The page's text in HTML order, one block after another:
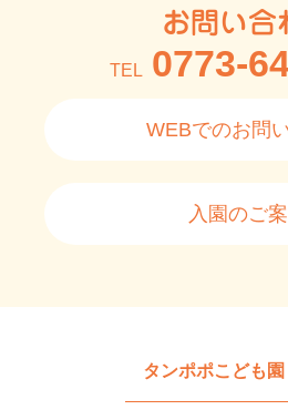
お問い合
TEL 0773-
WEBでのお問
入園のご
タンポポこども園